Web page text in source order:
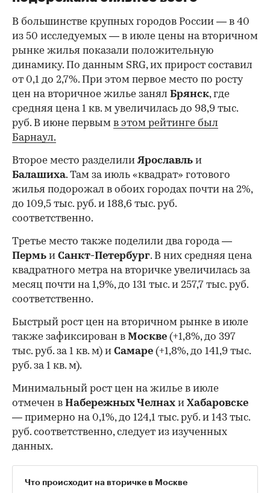
В большинстве крупных городов России — в 40
из 50 исследуемых — в июле цены на вторичном
рынке жилья показали положительную
динамику. По данным SRG, их прирост составил
от 0,1 до 2,7%. При этом первое место по росту
цен на вторичное жилье занял Брянск, где
средняя цена 1 кв. м увеличилась до 98,9 тыс.
руб. В июне первым в этом рейтинге был
Барнаул.
Второе место разделилиЯрославль и
Балашиха. Там за июль «квадрат» готового
жилья подорожал в обоих городах почти на 2%,
до 109,5 тыс. руб. и 188,6 тыс. руб.
соответственно.
Третье место также поделили два города —
Пермь и Санкт-Петербург. В них средняя цена
квадратного метра на вторичке увеличилась за
месяц почти на 1,9%, до 131 тыс. и 257,7 тыс. руб.
соответственно.
Быстрый рост цен на вторичном рынке в июле
также зафиксирован в Москве (+1,8%, до 397
тыс. руб. за 1 кв. м) и Самаре (+1,8%, до 141,9 тыс.
руб. за 1 кв. м).
Минимальный рост цен на жилье в июле
отмечен в Набережных Челнах и Хабаровске
— примерно на 0,1%, до 124,1 тыс. руб. и 143 тыс.
руб. соответственно, следует из изученных
данных.
Что происходит на вторичке в Москве